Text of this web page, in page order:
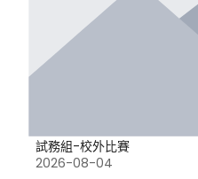
試務組-校外比賽
2026-08-04